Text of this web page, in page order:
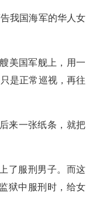
我国海军的华人女
美国军舰上，用一
是正常巡视，再往
来一张纸条，就把
服刑男子。而这
狱中服刑时，给女